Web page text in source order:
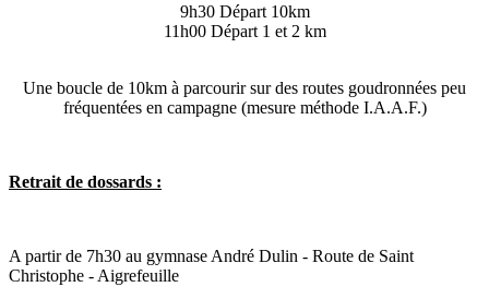
9h30 Départ 10km
11h00 Départ 1 et 2 km
Une boucle de 10km à parcourir sur des routes goudronnées peu
fréquentées en campagne (mesure méthode I.A.A.F.)
Retrait de dossards :
A partir de 7h30 au gymnase André Dulin - Route de Saint
Christophe - Aigrefeuille